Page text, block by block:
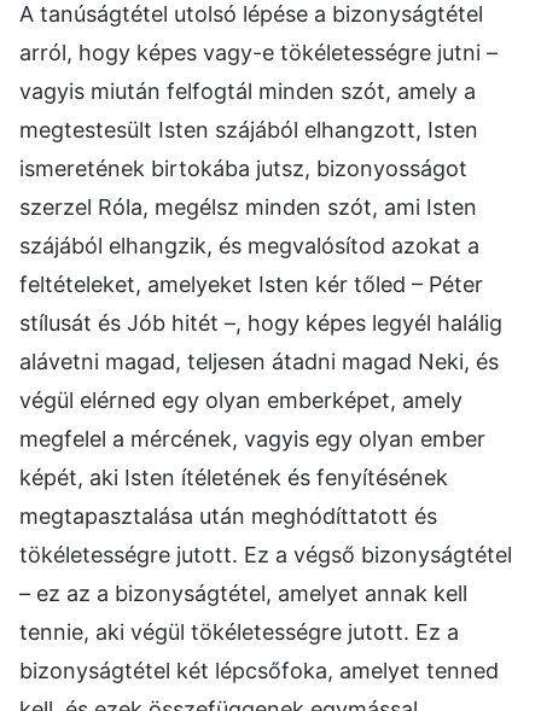
A tanúságtétel utolsó lépése a bizonyságtétel
arról, hogy képes vagy-e tökéletességre jutni –
vagyis miután felfogtál minden szót, amely a
megtestesült Isten szájából elhangzott, Isten
ismeretének birtokába jutsz, bizonyosságot
szerzel Róla, megélsz minden szót, ami Isten
szájából elhangzik, és megvalósítod azokat a
feltételeket, amelyeket Isten kér tőled – Péter
stílusát és Jób hitét –, hogy képes legyél halálig
alávetni magad, teljesen átadni magad Neki, és
végül elérned egy olyan emberképet, amely
megfelel a mércének, vagyis egy olyan ember
képét, aki Isten ítéletének és fenyítésének
megtapasztalása után meghódíttatott és
tökéletességre jutott. Ez a végső bizonyságtétel
– ez az a bizonyságtétel, amelyet annak kell
tennie, aki végül tökéletességre jutott. Ez a
bizonyságtétel két lépcsőfoka, amelyet tenned